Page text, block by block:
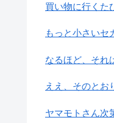
買い物に行くた
もっと小さいセ
なるほど、それ
ええ、そのとお
ヤマモトさん次